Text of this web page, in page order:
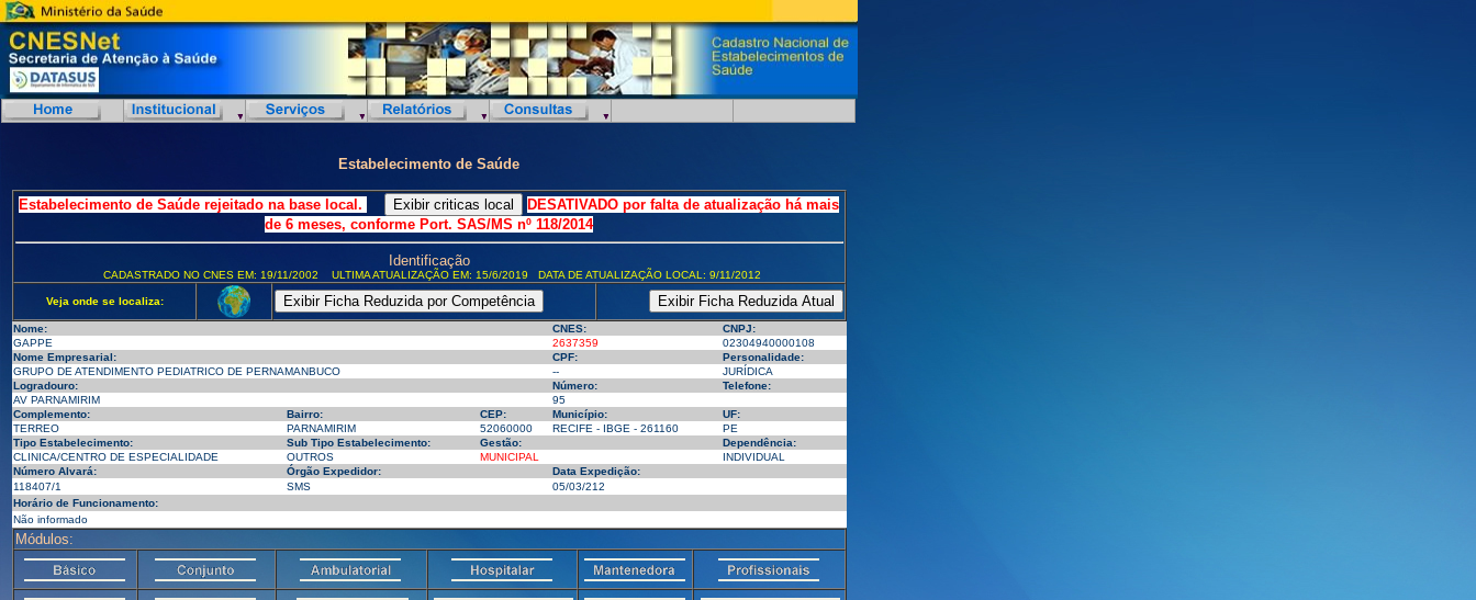
Estabelecimento de Saúde
Estabelecimento de Saúde rejeitado na base local.
DESATIVADO por falta de atualização há mais
de 6 meses, conforme Port. SAS/MS nº 118/2014
Identificação
CADASTRADO NO CNES EM: 19/11/2002 ULTIMA ATUALIZAÇÃO EM: 15/6/2019 DATA DE ATUALIZAÇÃO LOCAL: 9/11/2012
Veja onde se localiza:
Nome: CNES:
CNPJ:
GAPPE
2637359
02304940000108
Nome Empresarial:
CPF:
Personalidade:
GRUPO DE ATENDIMENTO PEDIATRICO DE PERNAMANBUCO
--
JURÍDICA
Logradouro:
Número:
Telefone:
AV PARNAMIRIM
95
Complemento:
Bairro: CEP: Município:
UF:
TERREO
PARNAMIRIM 52060000 RECIFE - IBGE - 261160
PE
Tipo Estabelecimento:
Sub Tipo Estabelecimento: Gestão:
Dependência:
CLINICA/CENTRO DE ESPECIALIDADE
OUTROS MUNICIPAL
INDIVIDUAL
Número Alvará:
Órgão Expedidor:
Data Expedição:
118407/1
SMS
05/03/212
Horário de Funcionamento:
Não informado
Módulos: